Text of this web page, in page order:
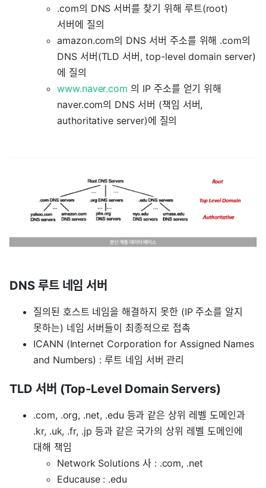
.com의 DNS 서버를 찾기 위해 루트(root)
서버에 질의
amazon.com의 DNS 서버 주소를 위해 .com의
DNS 서버(TLD 서버, top-level domain server)
에 질의
www.naver.com 의 IP 주소를 얻기 위해
naver.com의 DNS 서버 (책임 서버,
authoritative server)에 질의
DNS 루트 네임 서버
질의된 호스트 네임을 해결하지 못한 (IP 주소를 알지
못하는) 네임 서버들이 최종적으로 접촉
ICANN (Internet Corporation for Assigned Names
and Numbers) : 루트 네임 서버 관리
TLD 서버 (Top-Level Domain Servers)
.com, .org, .net, .edu 등과 같은 상위 레벨 도메인과
.kr, .uk, .fr, .jp 등과 같은 국가의 상위 레벨 도메인에
대해 책임
Network Solutions 사 : .com, .net
Educause : .edu